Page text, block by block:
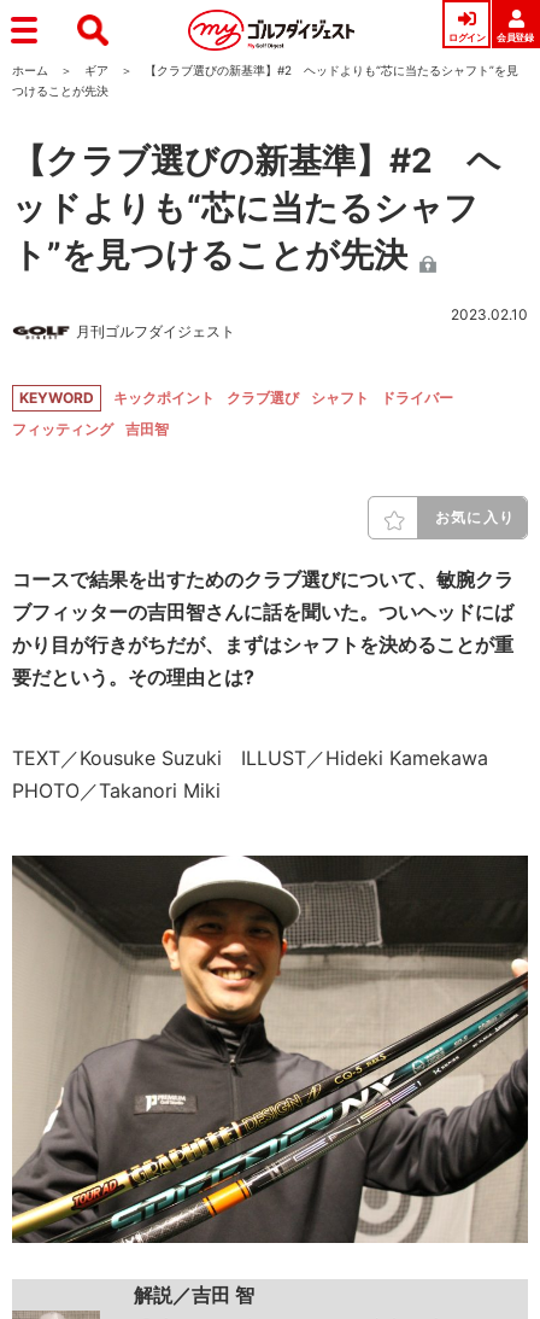
ログイン 会員登録
ホーム ギア
【クラブ選びの新基準】#2 ヘッドよりも“芯に当たるシャフト”を見
つけることが先決
【クラブ選びの新基準】#2 ヘ
ッドよりも“芯に当たるシャフ
ト”を見つけることが先決
月刊ゴルフダイジェスト
2023.02.10
KEYWORD キックポイント クラブ選び シャフト
ドライバー
フィッティング
吉田智
お気に入り
コースで結果を出すためのクラブ選びについて、 敏腕クラ
ブフィッターの吉田智さんに話を聞いた。ついヘッドにば
かり目が行きがちだが、まずはシャフトを決めることが重
要だという。その理由とは?
TEXT／Kousuke Suzuki ILLUST／Hideki Kamekawa
PHOTO／Takanori Miki
解説／吉田 智